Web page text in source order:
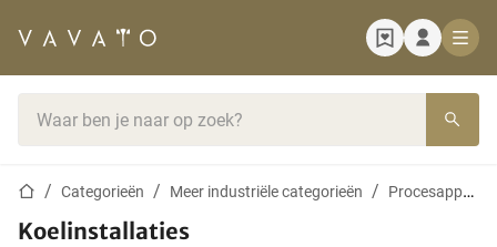
StartpaginaCategorieën Meer industriële categorieën Procesapparatuur en machines
Koelinstallaties